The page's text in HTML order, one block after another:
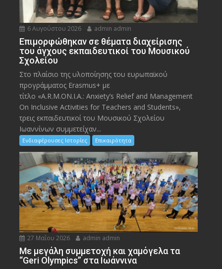
6 Αυγούστου 2026 admin admin
Eπιμορφώθηκαν σε θέματα διαχείρισης
του άγχους εκπαιδευτικοί του Μουσικού
Σχολείου
Στο πλαίσιο της υλοποίησης του ευρωπαϊκού
προγράμματος Erasmus+ με
τίτλο «A.R.M.ON.I.A.: Anxiety’s Relief and Management
On Inclusive Activities for Teachers and Students»,
τρεις εκπαιδευτικοί του Μουσικού Σχολείου
Ιωαννίνων συμμετείχαν...
Ενδιαφέρουσες Ιστορίες Επικαιρότητα
27 Μαΐου 2026 admin admin
Με μεγάλη συμμετοχή και χαμόγελα τα
“Geri Olympics” στα Ιωάννινα